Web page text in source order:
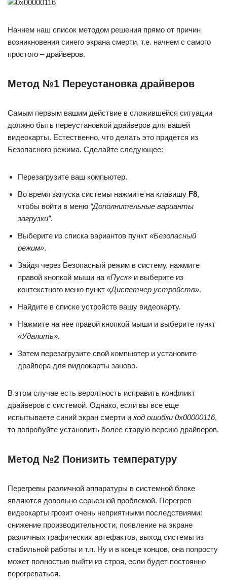
Начнем наш список методом решения прямо от причин
возникновения синего экрана смерти, т.е. начнем с самого
простого – драйверов.
Метод №1 Переустановка драйверов
Самым первым вашим действие в сложившейся ситуации
должно быть переустановкой драйверов для вашей
видеокарты. Естественно, что делать это придется из
Безопасного режима. Сделайте следующее:
Перезагрузите ваш компьютер.
Во время запуска системы нажмите на клавишу F8,
чтобы войти в меню “Дополнительные варианты
загрузки”.
Выберите из списка вариантов пункт «Безопасный
режим».
Зайдя через Безопасный режим в систему, нажмите
правой кнопкой мыши на «Пуск» и выберите из
контекстного меню пункт «Диспетчер устройств».
Найдите в списке устройств вашу видеокарту.
Нажмите на нее правой кнопкой мыши и выберите пункт
«Удалить».
Затем перезагрузите свой компьютер и установите
драйвера для видеокарты заново.
В этом случае есть вероятность исправить конфликт
драйверов с системой. Однако, если вы все еще
испытываете синий экран смерти и код ошибки 0x00000116,
то попробуйте установить более старую версию драйверов.
Метод №2 Понизить температуру
Перегревы различной аппаратуры в системной блоке
являются довольно серьезной проблемой. Перегрев
видеокарты грозит очень неприятными последствиями:
снижение производительности, появление на экране
различных графических артефактов, выход системы из
стабильной работы и т.п. Ну и в конце концов, она попросту
может полностью выйти из строя, если будет постоянно
перегреваться.